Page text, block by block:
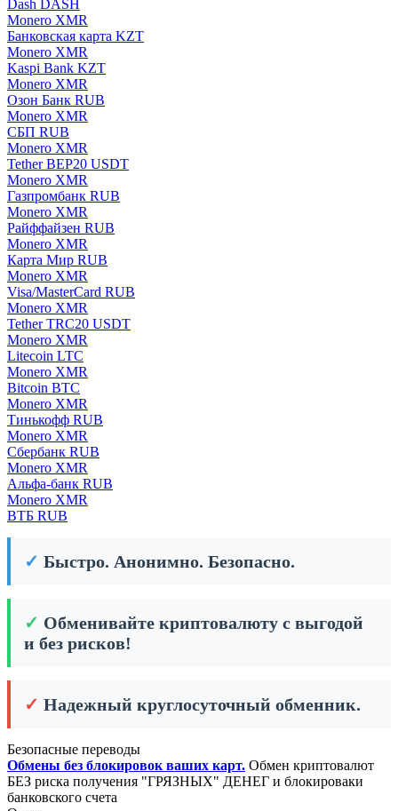
Dash DASH
Monero XMR
Банковская карта KZT
Monero XMR
Kaspi Bank KZT
Monero XMR
Озон Банк RUB
Monero XMR
СБП RUB
Monero XMR
Tether BEP20 USDT
Monero XMR
Газпромбанк RUB
Monero XMR
Райффайзен RUB
Monero XMR
Карта Мир RUB
Monero XMR
Visa/MasterCard RUB
Monero XMR
Tether TRC20 USDT
Monero XMR
Litecoin LTC
Monero XMR
Bitcoin BTC
Monero XMR
Тинькофф RUB
Monero XMR
Сбербанк RUB
Monero XMR
Альфа-банк RUB
Monero XMR
ВТБ RUB
✓ Быстро. Анонимно. Безопасно.
✓ Обменивайте криптовалюту с выгодой
и без рисков!
✓ Надежный круглосуточный обменник.
Безопасные переводы
Обмены без блокировок ваших карт. Обмен криптовалют
БЕЗ риска получения "ГРЯЗНЫХ" ДЕНЕГ и блокироваки
банковского счета